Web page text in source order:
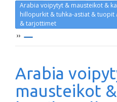
Arabia voipytyt & mausteikot &
hillopurkit & tuhka-astiat &
& tarjottimet
››
Arabia
mausteikot &